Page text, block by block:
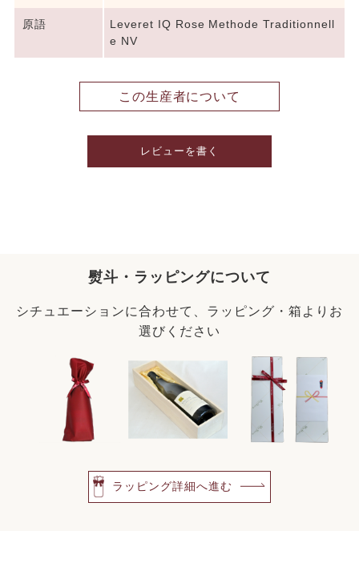
原語
Leveret IQ Rose Methode Traditionnell
e NV
この生産者について
レビューを書く
熨斗・ラッピングについて
シチュエーションに合わせて、ラッピング・箱よりお
選びください
ラッピング詳細へ進む